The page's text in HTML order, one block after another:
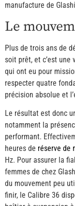
manufacture de
Le
Plus de trois ans de
soit prêt, et c’est
qui ont eu pour
respecter quatre
précision absolue et
Le résultat est donc
notamment la
performant.
heures de réserve de
Hz. Pour assurer la
femmes de chez
du mouvement peu
finir, le Calibre 36